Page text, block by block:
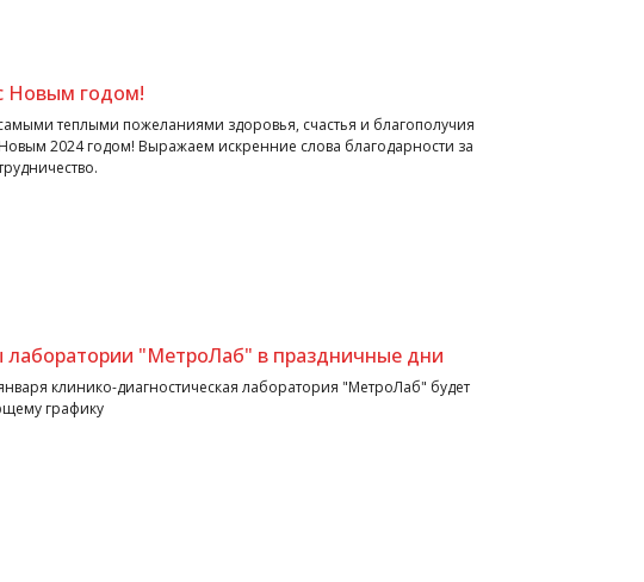
Новым годом!
теплыми пожеланиями здоровья, счастья и благополучия
2024 годом! Выражаем искренние слова благодарности за
лаборатории "МетроЛаб" в праздничные дни
клинико-диагностическая лаборатория "МетроЛаб" будет
графику